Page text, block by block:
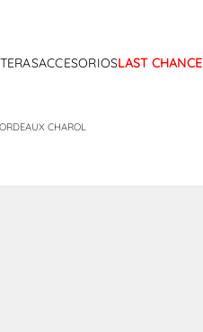
ACCESORIOSLAST CHANCE
CHAROL